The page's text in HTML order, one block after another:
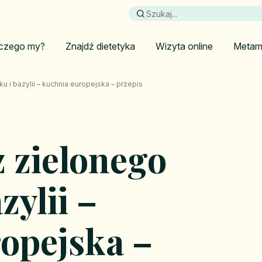
my? Znajdź dietetyka Wizyta online
i bazylii – kuchnia europejska – przepis
zielonego
–
–